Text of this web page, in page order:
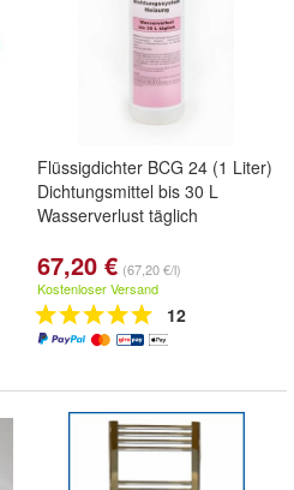
Flüssigdichter BCG 24 (1 Liter)
Dichtungsmittel bis 30 L
Wasserverlust täglich
67,20 € (67,20 €/l)
Kostenloser Versand
12